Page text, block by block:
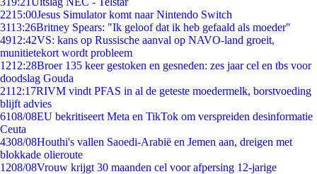
2215:00Jesus Simulator komt naar Nintendo Switch
3113:26Britney Spears: "Ik geloof dat ik heb gefaald als moeder"
4912:42VS: kans op Russische aanval op NAVO-land groeit,
munitietekort wordt probleem
1212:28Broer 135 keer gestoken en gesneden: zes jaar cel en tbs voor
doodslag Gouda
2112:17RIVM vindt PFAS in al de geteste moedermelk, borstvoeding
blijft advies
6108/08EU bekritiseert Meta en TikTok om verspreiden desinformatie
Ceuta
4308/08Houthi's vallen Saoedi-Arabië en Jemen aan, dreigen met
blokkade olieroute
1208/08Vrouw krijgt 30 maanden cel voor afpersing 12-jarige